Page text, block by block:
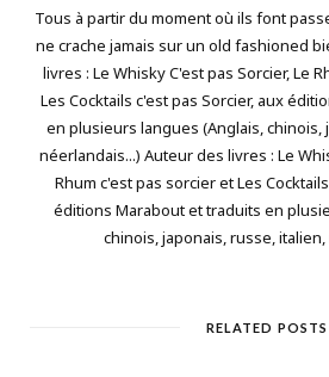
Tous à partir du moment où ils font
ne crache jamais sur un old fashioned
livres : Le Whisky C'est pas Sorcier, Le
Les Cocktails c'est pas Sorcier, aux
en plusieurs langues (Anglais, chinois,
néerlandais...) Auteur des livres : Le
Rhum c'est pas sorcier et Les
éditions Marabout et traduits en
chinois, japonais, russe,
RELATED POSTS